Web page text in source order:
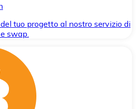
tuo progetto al nostro servizio di
swap.